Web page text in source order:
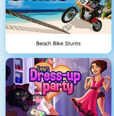
Beach Bike Stunts